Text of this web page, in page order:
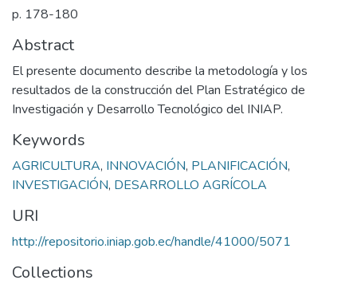
p. 178-180
Abstract
El presente documento describe la metodología y los
resultados de la construcción del Plan Estratégico de
Investigación y Desarrollo Tecnológico del INIAP.
Keywords
AGRICULTURA, INNOVACIÓN, PLANIFICACIÓN,
INVESTIGACIÓN, DESARROLLO AGRÍCOLA
URI
http://repositorio.iniap.gob.ec/handle/41000/5071
Collections